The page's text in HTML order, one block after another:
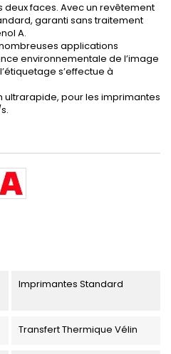
deux faces. Avec un revêtement
garanti sans traitement
A.
applications
environnementale de l’image
s’effectue à
ultrarapide, pour les imprimantes
Imprimantes Standard
Transfert Thermique Vélin